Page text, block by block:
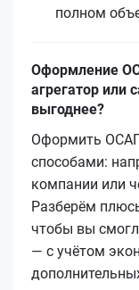
полном
Оформление
агрегатор или
выгоднее?
Оформить
способами:
компании или
Разберём
чтобы вы
— с учётом